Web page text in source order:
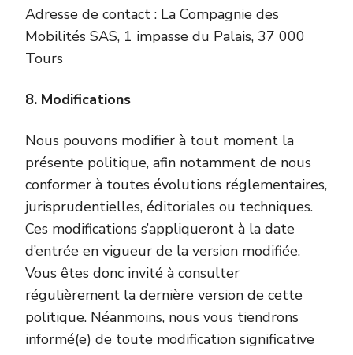
Adresse de contact : La Compagnie des
Mobilités SAS, 1 impasse du Palais, 37 000
Tours
8. Modifications
Nous pouvons modifier à tout moment la
présente politique, afin notamment de nous
conformer à toutes évolutions réglementaires,
jurisprudentielles, éditoriales ou techniques.
Ces modifications s’appliqueront à la date
d’entrée en vigueur de la version modifiée.
Vous êtes donc invité à consulter
régulièrement la dernière version de cette
politique. Néanmoins, nous vous tiendrons
informé(e) de toute modification significative